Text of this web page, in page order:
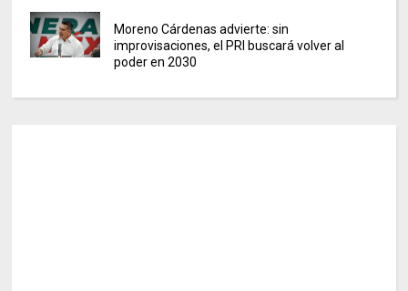
Moreno Cárdenas advierte: sin
improvisaciones, el PRI buscará volver al
poder en 2030